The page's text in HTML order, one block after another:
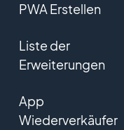
PWA Erstellen
Liste der
Erweiterungen
App
Wiederverkäufer